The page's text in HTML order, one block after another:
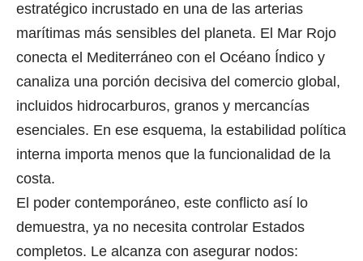
estratégico incrustado en una de las arterias
marítimas más sensibles del planeta. El Mar Rojo
conecta el Mediterráneo con el Océano Índico y
canaliza una porción decisiva del comercio global,
incluidos hidrocarburos, granos y mercancías
esenciales. En ese esquema, la estabilidad política
interna importa menos que la funcionalidad de la
costa.
El poder contemporáneo, este conflicto así lo
demuestra, ya no necesita controlar Estados
completos. Le alcanza con asegurar nodos: